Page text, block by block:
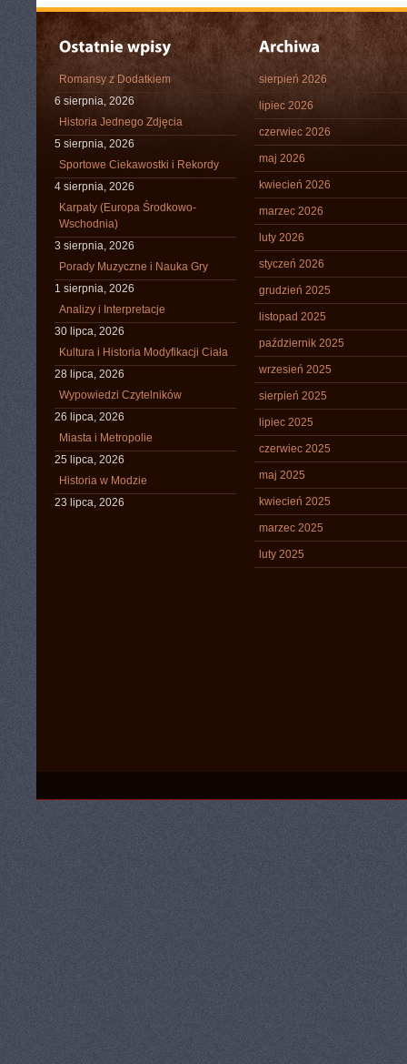
Romansy z Dodatkiem
6 sierpnia, 2026
Historia Jednego Zdjęcia
5 sierpnia, 2026
Sportowe Ciekawostki i Rekordy
4 sierpnia, 2026
Karpaty (Europa Środkowo-
Wschodnia)
3 sierpnia, 2026
Porady Muzyczne i Nauka Gry
1 sierpnia, 2026
Analizy i Interpretacje
30 lipca, 2026
Kultura i Historia Modyfikacji Ciała
28 lipca, 2026
Wypowiedzi Czytelników
26 lipca, 2026
Miasta i Metropolie
25 lipca, 2026
Historia w Modzie
23 lipca, 2026
sierpień 2026
lipiec 2026
czerwiec 2026
maj 2026
kwiecień 2026
marzec 2026
luty 2026
styczeń 2026
grudzień 2025
listopad 2025
październik 2025
wrzesień 2025
sierpień 2025
lipiec 2025
czerwiec 2025
maj 2025
kwiecień 2025
marzec 2025
luty 2025